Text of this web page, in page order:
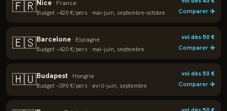
🇫🇷Nice · France
Budget ~420 €/pers · mai–juin, septembre–octobre
Comparer ✈️
🇪🇸Barcelone · Espagne
Budget ~420 €/pers · mai–juin, septembre
vol dès50€
Comparer ✈️
🇭🇺Budapest · Hongrie
Budget ~390 €/pers · avril–juin, septembre
vol dès50€
Comparer ✈️